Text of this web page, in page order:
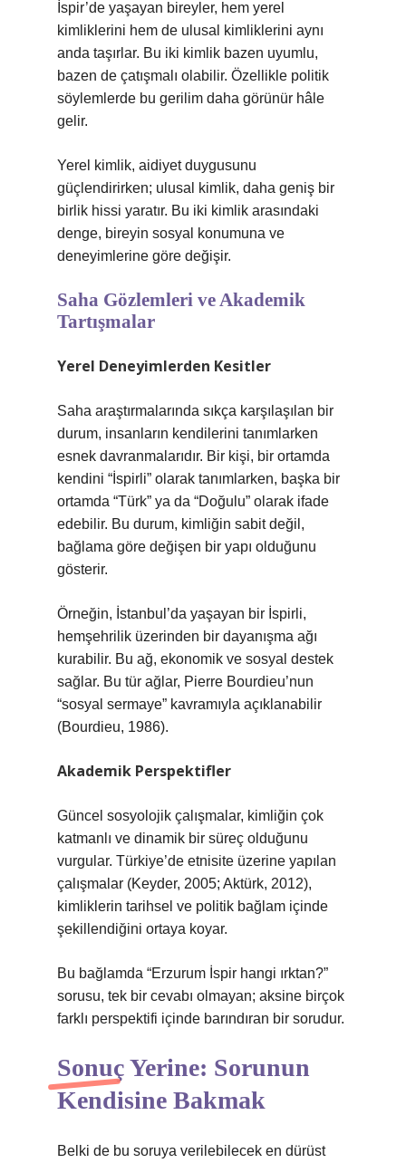
İspir’de yaşayan bireyler, hem yerel
kimliklerini hem de ulusal kimliklerini aynı
anda taşırlar. Bu iki kimlik bazen uyumlu,
bazen de çatışmalı olabilir. Özellikle politik
söylemlerde bu gerilim daha görünür hâle
gelir.
Yerel kimlik, aidiyet duygusunu
güçlendirirken; ulusal kimlik, daha geniş bir
birlik hissi yaratır. Bu iki kimlik arasındaki
denge, bireyin sosyal konumuna ve
deneyimlerine göre değişir.
Saha Gözlemleri ve Akademik
Tartışmalar
Yerel Deneyimlerden Kesitler
Saha araştırmalarında sıkça karşılaşılan bir
durum, insanların kendilerini tanımlarken
esnek davranmalarıdır. Bir kişi, bir ortamda
kendini “İspirli” olarak tanımlarken, başka bir
ortamda “Türk” ya da “Doğulu” olarak ifade
edebilir. Bu durum, kimliğin sabit değil,
bağlama göre değişen bir yapı olduğunu
gösterir.
Örneğin, İstanbul’da yaşayan bir İspirli,
hemşehrilik üzerinden bir dayanışma ağı
kurabilir. Bu ağ, ekonomik ve sosyal destek
sağlar. Bu tür ağlar, Pierre Bourdieu’nun
“sosyal sermaye” kavramıyla açıklanabilir
(Bourdieu, 1986).
Akademik Perspektifler
Güncel sosyolojik çalışmalar, kimliğin çok
katmanlı ve dinamik bir süreç olduğunu
vurgular. Türkiye’de etnisite üzerine yapılan
çalışmalar (Keyder, 2005; Aktürk, 2012),
kimliklerin tarihsel ve politik bağlam içinde
şekillendiğini ortaya koyar.
Bu bağlamda “Erzurum İspir hangi ırktan?”
sorusu, tek bir cevabı olmayan; aksine birçok
farklı perspektifi içinde barındıran bir sorudur.
Sonuç Yerine: Sorunun
Kendisine Bakmak
Belki de bu soruya verilebilecek en dürüst